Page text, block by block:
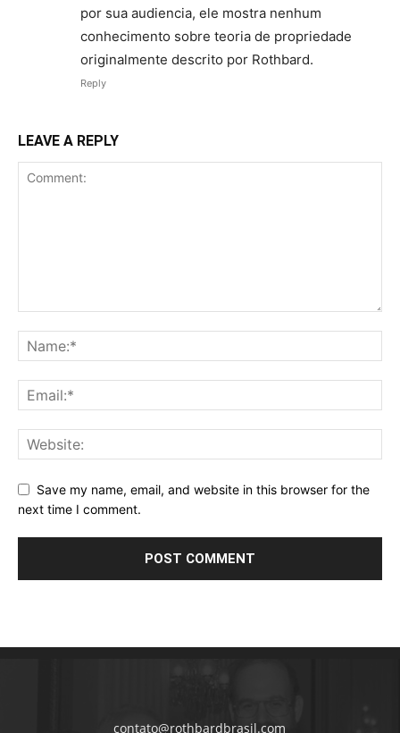
por sua audiencia, ele mostra nenhum
conhecimento sobre teoria de propriedade
originalmente descrito por Rothbard.
Reply
LEAVE A REPLY
Save my name, email, and website in this browser for the
next time I comment.
contato@rothbardbrasil.com